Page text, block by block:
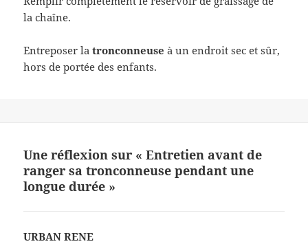
la chaîne.
Entreposer latronconneuseà un endroit sec et sûr,
hors de portée des enfants.
Une réflexion sur « Entretien avant de
ranger sa tronconneuse pendant une
longue durée »
URBAN RENE